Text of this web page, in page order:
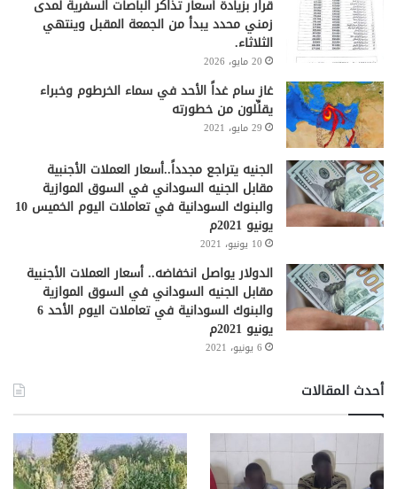
قرار بزيادة أسعار تذاكر الباصات السفرية لمدى
زمني محدد يبدأ من الجمعة المقبل وينتهي
الثلاثاء.
20 مايو، 2026
غاز سام غداً الأحد في سماء الخرطوم وخبراء
يقلِّلون من خطورته
29 مايو، 2021
الجنيه يتراجع مجدداً..أسعار العملات الأجنبية
مقابل الجنيه السوداني في السوق الموازية
والبنوك السودانية في تعاملات اليوم الخميس 10
يونيو 2021م
10 يونيو، 2021
الدولار يواصل انخفاضه.. أسعار العملات الأجنبية
مقابل الجنيه السوداني في السوق الموازية
والبنوك السودانية في تعاملات اليوم الأحد 6
يونيو 2021م
6 يونيو، 2021
أحدث المقالات